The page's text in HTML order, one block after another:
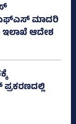
ಮಾದರಿ
ಇಲಾಖೆ ಆದೇಶ